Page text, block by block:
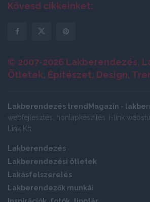
Kövesd cikkeinket:
© 2007-2026 Lakberendezés,
Ötletek, Építészet, Design,
Lakberendezés trendMagazin -
webfejlesztés, honlapkészítés: i-link
Link Kft
Lakberendezés
Lakberendezési ötletek
Lakásfelszerelés
Lakberendezők munkái